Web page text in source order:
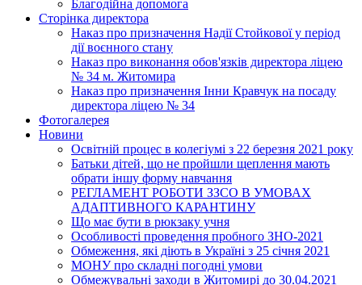
Благодійна допомога
Сторінка директора
Наказ про призначення Надії Стойкової у період
дії воєнного стану
Наказ про виконання обов'язків директора ліцею
№ 34 м. Житомира
Наказ про призначення Інни Кравчук на посаду
директора ліцею № 34
Фотогалерея
Новини
Освітній процес в колегіумі з 22 березня 2021 року
Батьки дітей, що не пройшли щеплення мають
обрати іншу форму навчання
РЕГЛАМЕНТ РОБОТИ ЗЗСО В УМОВАХ
АДАПТИВНОГО КАРАНТИНУ
Що має бути в рюкзаку учня
Особливості проведення пробного ЗНО-2021
Обмеження, які діють в Україні з 25 січня 2021
МОНУ про складні погодні умови
Обмежувальні заходи в Житомирі до 30.04.2021